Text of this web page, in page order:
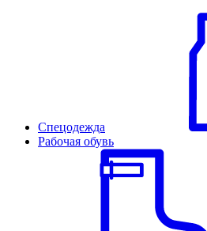
Спецодежда
Рабочая обувь